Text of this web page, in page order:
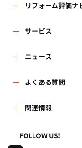
リフォーム評価ナ
リフォーム評価ナ
運営体制
はじめての方へ
事務局へのお問い
地域の相談窓口の
サービス
リフォーム会社を
リフォーム事例を
リフォームを相談
リフォームを学ぶ
ニュース
新着情報
講習会・セミナー
連携機関・企業・
よくある質問
よくある質問
利用規約
関連情報
一般財団法人住ま
FOLLOW US!